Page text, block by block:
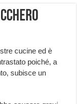
cucine ed è
poiché, a
subisce un